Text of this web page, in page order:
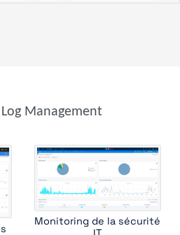
Management
Monitoring de la sécurité